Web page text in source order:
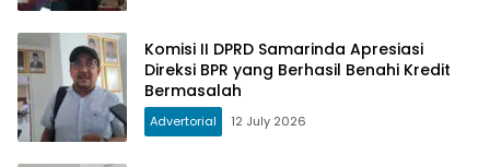
Komisi II DPRD Samarinda Apresiasi
Direksi BPR yang Berhasil Benahi Kredit
Bermasalah
Advertorial 12 July 2026